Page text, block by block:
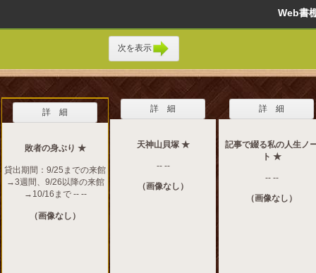
Web
次を表示
詳 細
敗者の身ぶり ★
貸出期間：9/25までの来館
→3週間、9/26以降の来館
→10/16まで -- --
（画像なし）
詳 細
天神山貝塚 ★
-- --
（画像なし）
詳 細
記事で綴る私の人生ノ
ト ★
-- --
（画像なし）